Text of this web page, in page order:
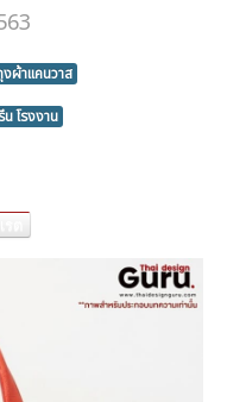
ผ้าแคนวาส
โรงงาน